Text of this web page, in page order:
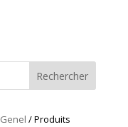
Rechercher
/ Produits